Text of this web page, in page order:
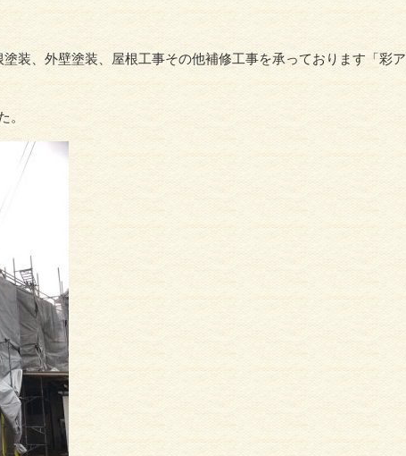
装、外壁塗装、屋根工事その他補修工事を承っております「彩
。